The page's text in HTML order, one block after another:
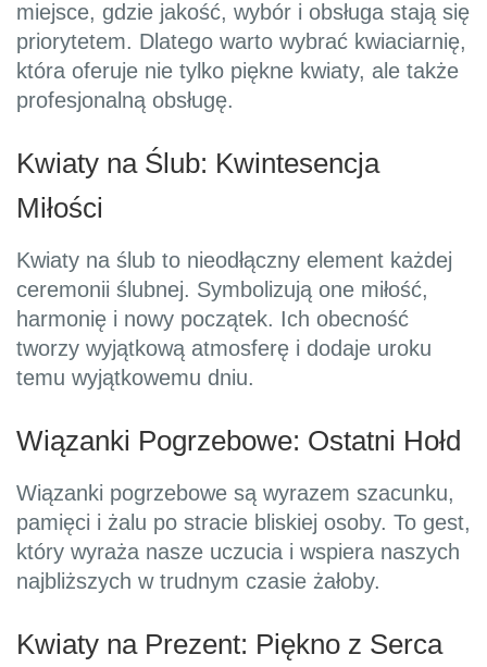
miejsce, gdzie jakość, wybór i obsługa stają się
priorytetem. Dlatego warto wybrać kwiaciarnię,
która oferuje nie tylko piękne kwiaty, ale także
profesjonalną obsługę.
Kwiaty na Ślub: Kwintesencja
Miłości
Kwiaty na ślub to nieodłączny element każdej
ceremonii ślubnej. Symbolizują one miłość,
harmonię i nowy początek. Ich obecność
tworzy wyjątkową atmosferę i dodaje uroku
temu wyjątkowemu dniu.
Wiązanki Pogrzebowe: Ostatni Hołd
Wiązanki pogrzebowe są wyrazem szacunku,
pamięci i żalu po stracie bliskiej osoby. To gest,
który wyraża nasze uczucia i wspiera naszych
najbliższych w trudnym czasie żałoby.
Kwiaty na Prezent: Piękno z Serca